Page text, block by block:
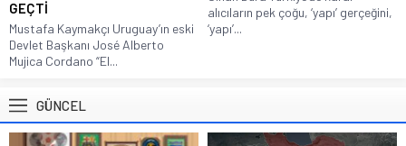
GEÇTİ
Mustafa Kaymakçı Uruguay’ın eski
Devlet Başkanı José Alberto
Mujica Cordano “El...
alıcıların pek çoğu, ‘yapı’ gerçeğini,
‘yapı’...
GÜNCEL